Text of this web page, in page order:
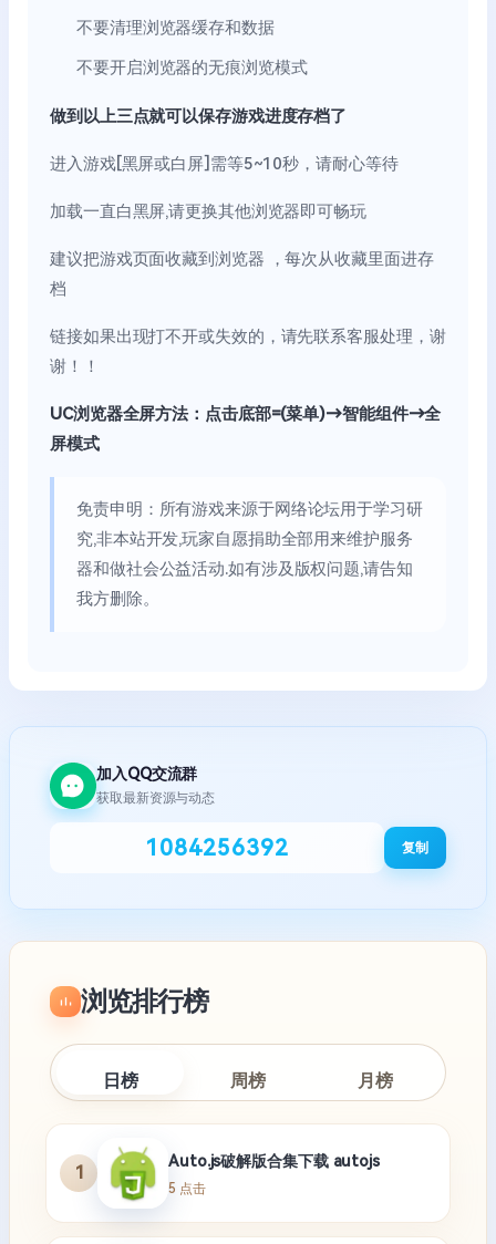
不要清理浏览器缓存和数据
不要开启浏览器的无痕浏览模式
做到以上三点就可以保存游戏进度存档了
进入游戏[黑屏或白屏]需等5~10秒，请耐心等待
加载一直白黑屏,请更换其他浏览器即可畅玩
建议把游戏页面收藏到浏览器 ，每次从收藏里面进存
档
链接如果出现打不开或失效的，请先联系客服处理，谢
谢！！
UC浏览器全屏方法：点击底部=(菜单)→智能组件→全
屏模式
免责申明：所有游戏来源于网络论坛用于学习研
究,非本站开发,玩家自愿捐助全部用来维护服务
器和做社会公益活动.如有涉及版权问题,请告知
我方删除。
加入QQ交流群
获取最新资源与动态
1084256392 复制
浏览排行榜
日榜 周榜 月榜
1
Auto.js破解版合集下载 autojs
5 点击